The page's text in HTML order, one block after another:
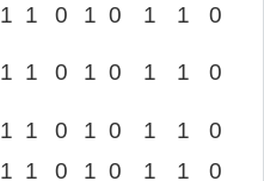
1 1 0 1 0 1 1 0
1 1 0 1 0 1 1 0
1 1 0 1 0 1 1
0
1 1 0 1 0 1 1
0